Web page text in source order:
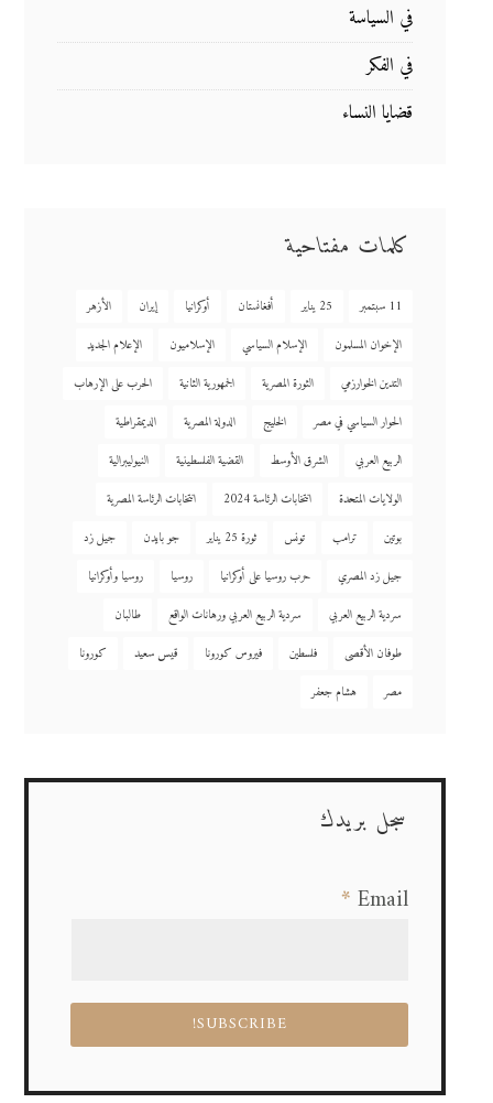
في السياسة
في الفكر
قضايا النساء
كلمات مفتاحية
11 سبتمبر 25 يناير أفغانستان أوكرانيا إيران
الأزهر
الإخوان المسلمون
الإسلام السياسي الإسلاميون
الإعلام الجديد
التدين الخوارزمي
الثورة المصرية الجمهورية الثانية
الحرب على الإرهاب
الحوار السياسي في مصر
الخليج الدولة المصرية
الديمقراطية
الربيع العربي
الشرق الأوسط القضية الفلسطينية
النيوليبرالية
الولايات المتحدة
انتخابات الرئاسة 2024
انتخابات الرئاسة المصرية
بوتين
ترامب تونس ثورة 25 يناير جو بايدن
جيل زد
جيل زد المصري
حرب روسيا على أوكرانيا روسيا
روسيا وأوكرانيا
سردية الربيع العربي
سردية الربيع العربي ورهانات الواقع
طالبان
طوفان الأقصى
فلسطين فيروس كورونا قيس سعيد
كورونا
مصر
هشام جعفر
سجل بريدك
Email
*